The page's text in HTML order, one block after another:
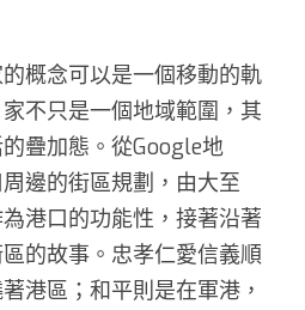
概念可以是一個移動的軌
不只是一個地域範圍，其
疊加態。從Google地
邊的街區規劃，由大至
港口的功能性，接著沿著
的故事。忠孝仁愛信義順
港區；和平則是在軍港，